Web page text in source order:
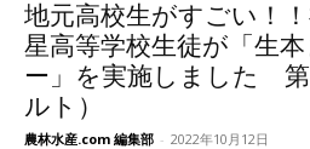
地元高校生がすごい！
星高等学校生徒が「生
ー」を実施しました 第
ルト）
農林水産.com 編集部 - 2022年10月12日